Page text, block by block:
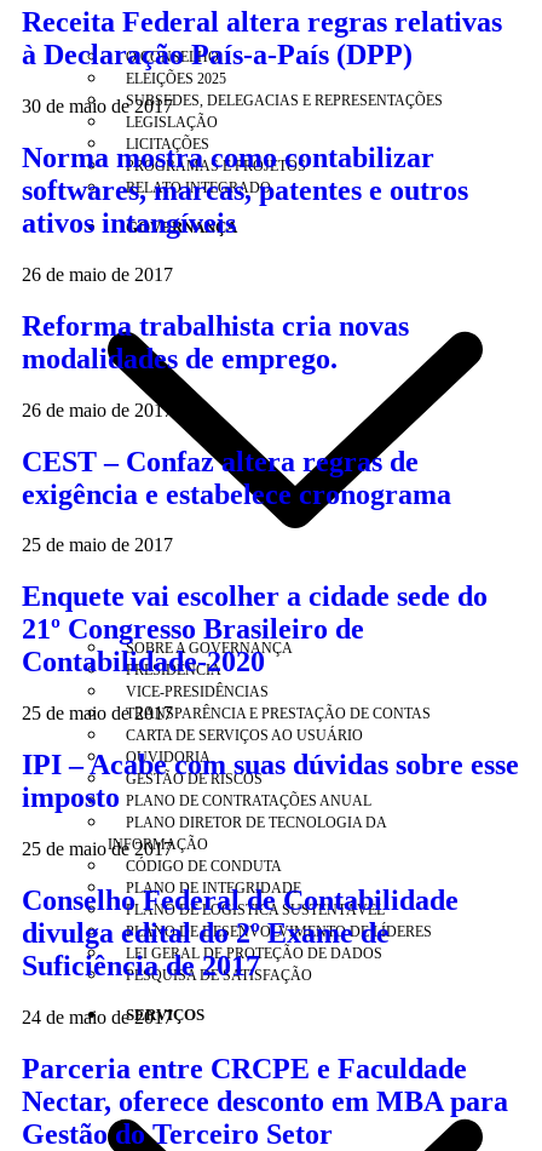
O CONSELHO
ELEIÇÕES 2025
SUBSEDES, DELEGACIAS E REPRESENTAÇÕES
LEGISLAÇÃO
LICITAÇÕES
PROGRAMAS E PROJETOS
RELATO INTEGRADO
GOVERNANÇA
SOBRE A GOVERNANÇA
PRESIDÊNCIA
VICE-PRESIDÊNCIAS
TRANSPARÊNCIA E PRESTAÇÃO DE CONTAS
CARTA DE SERVIÇOS AO USUÁRIO
OUVIDORIA
GESTÃO DE RISCOS
PLANO DE CONTRATAÇÕES ANUAL
PLANO DIRETOR DE TECNOLOGIA DA
INFORMAÇÃO
CÓDIGO DE CONDUTA
PLANO DE INTEGRIDADE
PLANO DE LOGÍSTICA SUSTENTÁVEL
PLANO DE DESENVOLVIMENTO DE LÍDERES
LEI GERAL DE PROTEÇÃO DE DADOS
PESQUISA DE SATISFAÇÃO
SERVIÇOS
Receita Federal altera regras relativas
à Declaração País-a-País (DPP)
30 de maio de 2017
Norma mostra como contabilizar
softwares, marcas, patentes e outros
ativos intangíveis
26 de maio de 2017
Reforma trabalhista cria novas
modalidades de emprego.
26 de maio de 2017
CEST – Confaz altera regras de
exigência e estabelece cronograma
25 de maio de 2017
Enquete vai escolher a cidade sede do
21º Congresso Brasileiro de
Contabilidade-2020
25 de maio de 2017
IPI – Acabe com suas dúvidas sobre esse
imposto
25 de maio de 2017
Conselho Federal de Contabilidade
divulga edital do 2º Exame de
Suficiência de 2017
24 de maio de 2017
Parceria entre CRCPE e Faculdade
Nectar, oferece desconto em MBA para
Gestão do Terceiro Setor